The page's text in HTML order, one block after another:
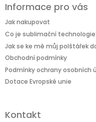
Informace pro vás
Jak nakupovat
Co je sublimační
Jak se ke mě můj polštářek
Obchodní podmínky
Podmínky ochrany osobních
Dotace Evropské unie
Kontakt